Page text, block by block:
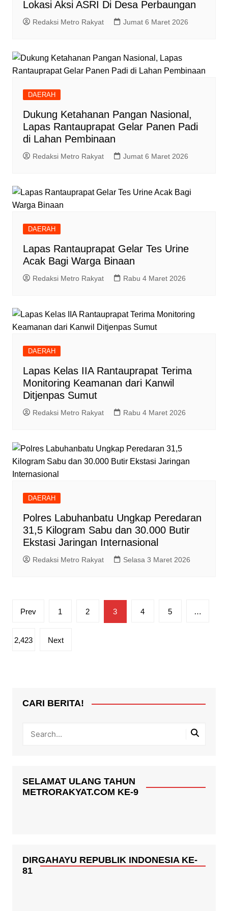
Lokasi Aksi ASRI Di Desa Perbaungan
Redaksi Metro Rakyat Jumat 6 Maret 2026
DAERAH
Dukung Ketahanan Pangan Nasional,
Lapas Rantauprapat Gelar Panen Padi
di Lahan Pembinaan
Redaksi Metro Rakyat Jumat 6 Maret 2026
DAERAH
Lapas Rantauprapat Gelar Tes Urine
Acak Bagi Warga Binaan
Redaksi Metro Rakyat Rabu 4 Maret 2026
DAERAH
Lapas Kelas IIA Rantauprapat Terima
Monitoring Keamanan dari Kanwil
Ditjenpas Sumut
Redaksi Metro Rakyat Rabu 4 Maret 2026
DAERAH
Polres Labuhanbatu Ungkap Peredaran
31,5 Kilogram Sabu dan 30.000 Butir
Ekstasi Jaringan Internasional
Redaksi Metro Rakyat Selasa 3 Maret 2026
Paginasi
Prev 1 2 3 4 5 …
2,423 Next
CARI BERITA!
SELAMAT ULANG TAHUN
METRORAKYAT.COM KE-9
DIRGAHAYU REPUBLIK INDONESIA KE-
81